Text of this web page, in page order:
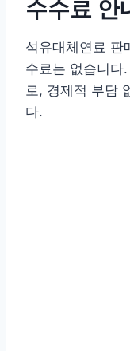
수수료 안
석유대체연료 판
수료는 없습니다
로, 경제적 부담
다.